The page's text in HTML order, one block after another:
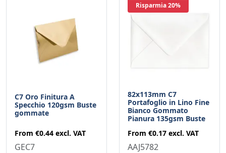
C7 Oro Finitura A
Specchio 120gsm Buste
gommate
From €0.44 excl. VAT
GEC7
Risparmia 20%
82x113mm C7
Portafoglio in Lino Fine
Bianco Gommato
Pianura 135gsm Buste
From €0.17 excl. VAT
AAJ5782